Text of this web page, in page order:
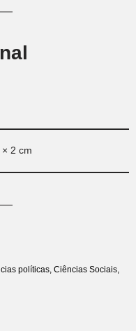
2 cm
políticas Ciências Sociais